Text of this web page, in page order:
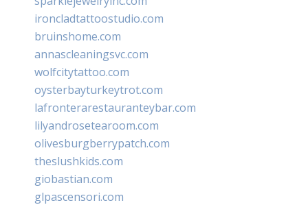
ironcladtattoostudio.com
bruinshome.com
annascleaningsvc.com
wolfcitytattoo.com
oysterbayturkeytrot.com
lafronterarestauranteybar.com
lilyandrosetearoom.com
olivesburgberrypatch.com
theslushkids.com
giobastian.com
glpascensori.com